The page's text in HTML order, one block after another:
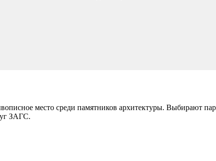
место среди памятников архитектуры. Выбирают
ЗАГС.